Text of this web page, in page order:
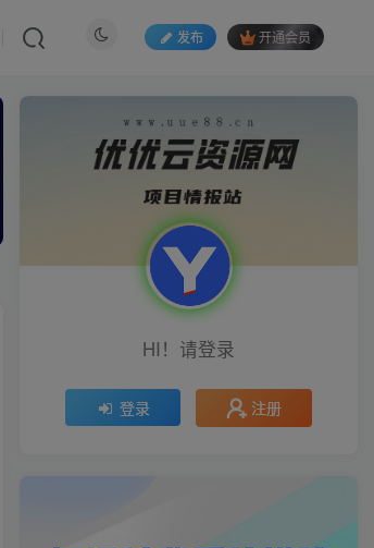
发布 开通会员
HI！请登录
登录 注册